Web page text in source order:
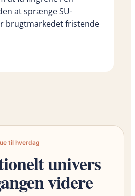
at sprænge SU-
brugtmarkedet fristende
til hverdag
univers
videre